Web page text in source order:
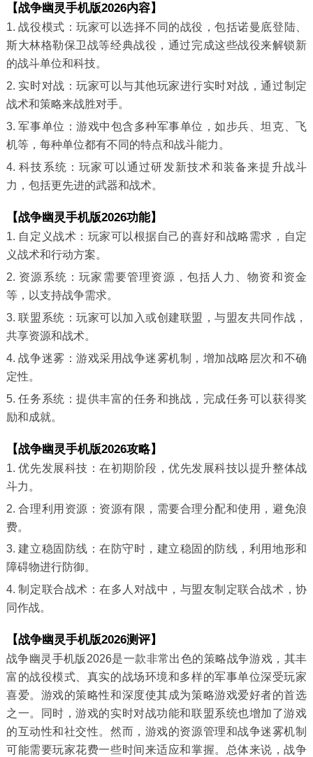
【战争幽灵手机版2026内容】
1. 战役模式：玩家可以选择不同的战役，包括诺曼底登陆、
斯大林格勒保卫战等经典战役，通过完成这些战役来解锁新
的战斗单位和科技。
2. 实时对战：玩家可以与其他玩家进行实时对战，通过制定
战术和策略来战胜对手。
3. 军事单位：游戏中包含多种军事单位，如步兵、坦克、飞
机等，每种单位都有不同的特点和战斗能力。
4. 科技系统：玩家可以通过研发新技术和装备来提升战斗
力，包括更先进的武器和战术。
【战争幽灵手机版2026功能】
1. 自定义战术：玩家可以根据自己的喜好和战略需求，自定
义战术和行动方案。
2. 资源系统：玩家需要管理资源，包括人力、物资和资金
等，以支持战争需求。
3. 联盟系统：玩家可以加入或创建联盟，与盟友共同作战，
共享资源和战术。
4. 战争迷雾：游戏采用战争迷雾机制，增加战略层次和不确
定性。
5. 任务系统：提供丰富的任务和挑战，完成任务可以获得奖
励和成就。
【战争幽灵手机版2026攻略】
1. 优先发展科技：在初期阶段，优先发展科技以提升整体战
斗力。
2. 合理利用资源：资源有限，需要合理分配和使用，避免浪
费。
3. 建立稳固防线：在防守时，建立稳固的防线，利用地形和
障碍物进行防御。
4. 制定联合战术：在多人对战中，与盟友制定联合战术，协
同作战。
【战争幽灵手机版2026测评】
战争幽灵手机版2026是一款非常出色的策略战争游戏，其丰
富的战役模式、真实的战场环境和多样的军事单位深受玩家
喜爱。游戏的策略性和深度使其成为策略游戏爱好者的首选
之一。同时，游戏的实时对战功能和联盟系统也增加了游戏
的互动性和社交性。然而，游戏的资源管理和战争迷雾机制
可能需要玩家花费一些时间来适应和掌握。总体来说，战争